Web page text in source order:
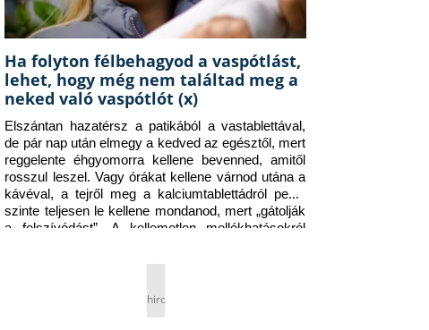
Ha folyton félbehagyod a vaspótlást,
lehet, hogy még nem találtad meg a
neked való vaspótlót (x)
Elszántan hazatérsz a patikából a vastablettával,
de pár nap után elmegy a kedved az egésztől, mert
reggelente éhgyomorra kellene bevenned, amitől
rosszul leszel. Vagy órákat kellene várnod utána a
kávéval, a tejről meg a kalciumtablettádról pedig
szinte teljesen le kellene mondanod, mert „gátolják
a felszívódást”. A kellemetlen mellékhatásokról
hirdetés